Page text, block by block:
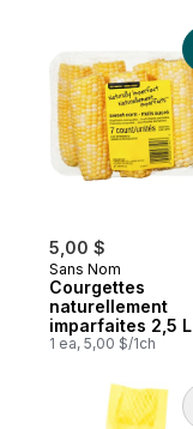
5,00 $
Sans Nom
Courgettes
naturellement
imparfaites 2,5 L
1 ea, 5,00 $/1ch